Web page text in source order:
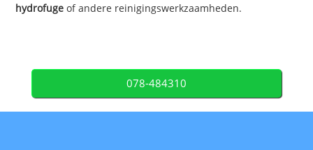
hydrofuge of andere reinigingswerkzaamheden.
078-484310